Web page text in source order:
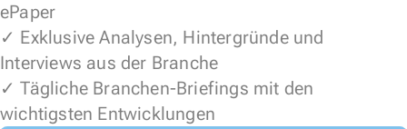
ePaper
✓ Exklusive Analysen, Hintergründe und
Interviews aus der Branche
✓ Tägliche Branchen-Briefings mit den
wichtigsten Entwicklungen